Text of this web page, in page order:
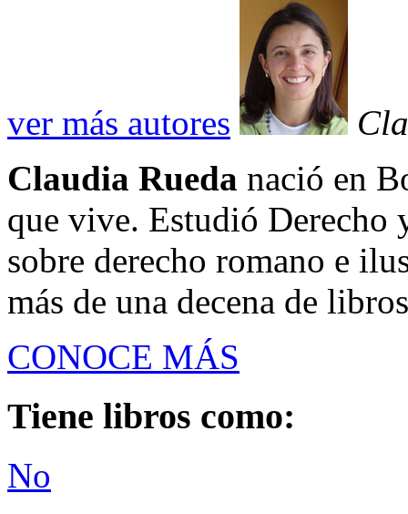
ver más autores
Claudia Rueda nació en
que vive. Estudió Derecho
sobre derecho romano e
más de una decena de
CONOCE MÁS
Tiene libros como:
No